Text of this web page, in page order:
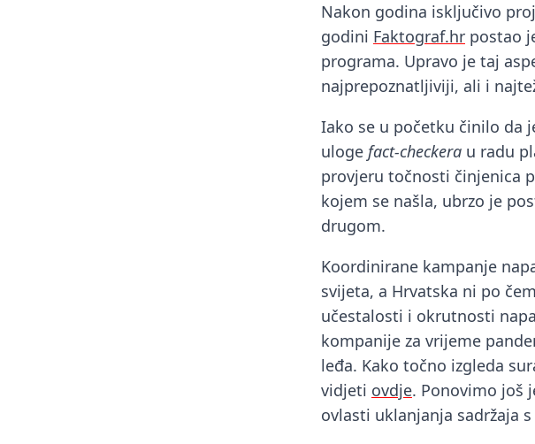
Nakon godina isključivo
godini Faktograf.hr postao
programa. Upravo je taj
najprepoznatljiviji, ali i
Iako se u početku činilo da
uloge fact-checkera u radu
provjeru točnosti činjenica
kojem se našla, ubrzo je
drugom.
Koordinirane kampanje
svijeta, a Hrvatska ni po
učestalosti i okrutnosti
kompanije za vrijeme
leđa. Kako točno izgleda
vidjeti ovdje. Ponovimo još
ovlasti uklanjanja sadržaja